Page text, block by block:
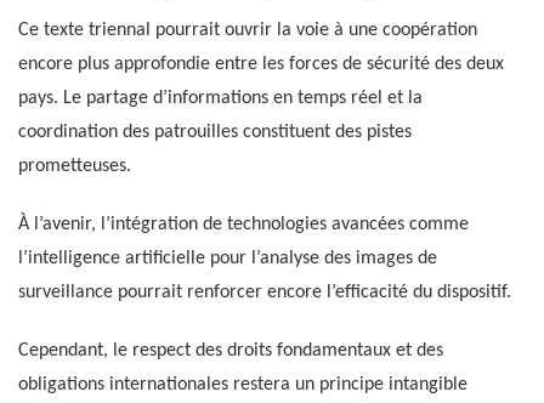
Ce texte triennal pourrait ouvrir la voie à une coopération
encore plus approfondie entre les forces de sécurité des deux
pays. Le partage d’informations en temps réel et la
coordination des patrouilles constituent des pistes
prometteuses.
À l’avenir, l’intégration de technologies avancées comme
l’intelligence artificielle pour l’analyse des images de
surveillance pourrait renforcer encore l’efficacité du dispositif.
Cependant, le respect des droits fondamentaux et des
obligations internationales restera un principe intangible